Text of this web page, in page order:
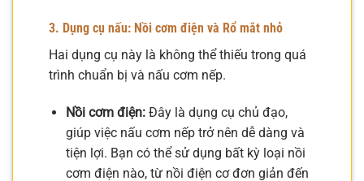
3. Dụng cụ nấu: Nồi cơm điện và Rổ mắt nhỏ
Hai dụng cụ này là không thể thiếu trong quá
trình chuẩn bị và nấu cơm nếp.
Nồi cơm điện:Đây là dụng cụ chủ đạo,
giúp việc nấu cơm nếp trở nên dễ dàng và
tiện lợi. Bạn có thể sử dụng bất kỳ loại nồi
cơm điện nào, từ nồi điện cơ đơn giản đến